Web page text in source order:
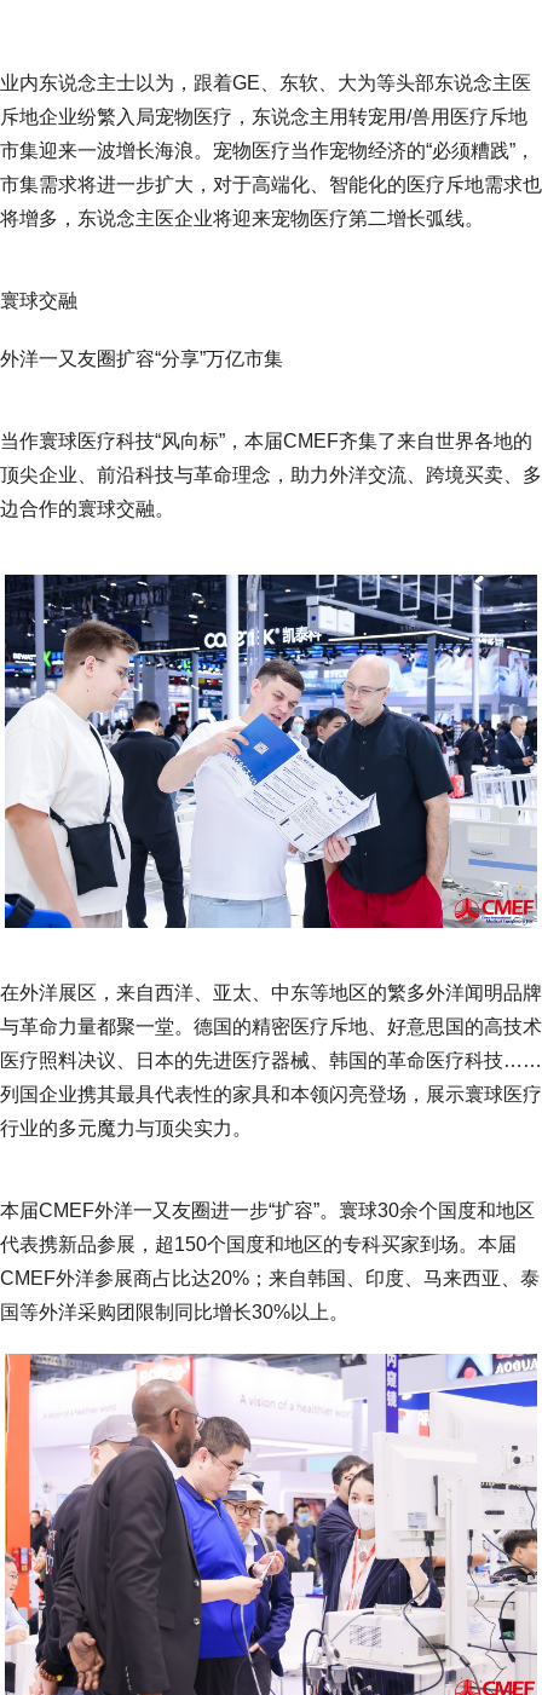
业内东说念主士以为，跟着GE、东软、大为等头部东说念主医
斥地企业纷繁入局宠物医疗，东说念主用转宠用/兽用医疗斥地
市集迎来一波增长海浪。宠物医疗当作宠物经济的“必须糟践”，
市集需求将进一步扩大，对于高端化、智能化的医疗斥地需求也
将增多，东说念主医企业将迎来宠物医疗第二增长弧线。
寰球交融
外洋一又友圈扩容“分享”万亿市集
当作寰球医疗科技“风向标”，本届CMEF齐集了来自世界各地的
顶尖企业、前沿科技与革命理念，助力外洋交流、跨境买卖、多
边合作的寰球交融。
在外洋展区，来自西洋、亚太、中东等地区的繁多外洋闻明品牌
与革命力量都聚一堂。德国的精密医疗斥地、好意思国的高技术
医疗照料决议、日本的先进医疗器械、韩国的革命医疗科技……
列国企业携其最具代表性的家具和本领闪亮登场，展示寰球医疗
行业的多元魔力与顶尖实力。
本届CMEF外洋一又友圈进一步“扩容”。寰球30余个国度和地区
代表携新品参展，超150个国度和地区的专科买家到场。本届
CMEF外洋参展商占比达20%；来自韩国、印度、马来西亚、泰
国等外洋采购团限制同比增长30%以上。